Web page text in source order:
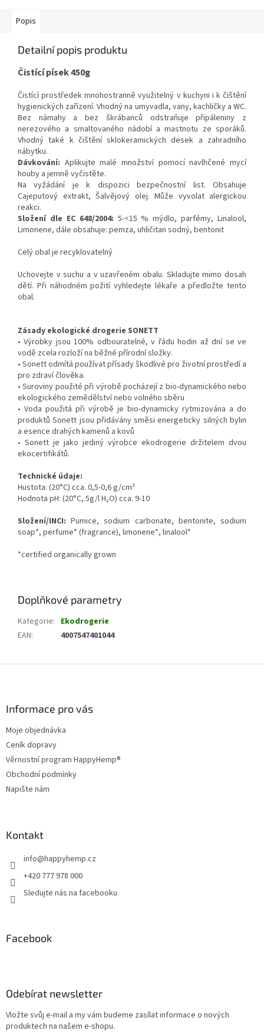
Popis
Detailní popis produktu
Čistící písek 450g
Čistící prostředek mnohostranně využitelný v kuchyni i k čištění
hygienických zařízení. Vhodný na umyvadla, vany, kachličky a WC.
Bez námahy a bez škrábanců odstraňuje připáleniny z
nerezového a smaltovaného nádobí a mastnotu ze sporáků.
Vhodný také k čištění sklokeramických desek a zahradního
nábytku.
Dávkování: Aplikujte malé množství pomocí navlhčené mycí
houby a jemně vyčistěte.
Na vyžádání je k dispozici bezpečnostní list. Obsahuje
Cajeputový extrakt, Šalvějový olej. Může vyvolat alergickou
reakci.
Složení dle EC 648/2004: 5-<15 % mýdlo, parfémy, Linalool,
Limonene, dále obsahuje: pemza, uhličitan sodný, bentonit
Celý obal je recyklovatelný
Uchovejte v suchu a v uzavřeném obalu. Skladujte mimo dosah
dětí. Při náhodném požití vyhledejte lékaře a předložte tento
obal.
Zásady ekologické drogerie SONETT
• Výrobky jsou 100% odbouratelné, v řádu hodin až dní se ve
vodě zcela rozloží na běžné přírodní složky.
• Sonett odmítá používat přísady škodlivé pro životní prostředí a
pro zdraví člověka.
• Suroviny použité při výrobě pocházejí z bio-dynamického nebo
ekologického zemědělství nebo volného sběru
• Voda použitá při výrobě je bio-dynamicky rytmizována a do
produktů Sonett jsou přidávány směsi energeticky silných bylin
a esence drahých kamenů a kovů
• Sonett je jako jediný výrobce ekodrogerie držitelem dvou
ekocertifikátů.
Technické údaje:
Hustota: (20°C) cca. 0,5-0,6 g/cm³
Hodnota pH: (20°C, 5g/l H₂O) cca. 9-10
Složení/INCI: Pumice, sodium carbonate, bentonite, sodium
soap*, perfume* (fragrance), limonene*, linalool*
*certified organically grown
Doplňkové parametry
Kategorie: Ekodrogerie
EAN: 4007547401044
Informace pro vás
Moje objednávka
Ceník dopravy
Věrnostní program HappyHemp®
Obchodní podmínky
Napište nám
Kontakt
info@happyhemp.cz
+420 777 978 000
Sledujte nás na facebooku
Facebook
Odebírat newsletter
Vložte svůj e-mail a my vám budeme zasílat informace o nových
produktech na našem e-shopu.